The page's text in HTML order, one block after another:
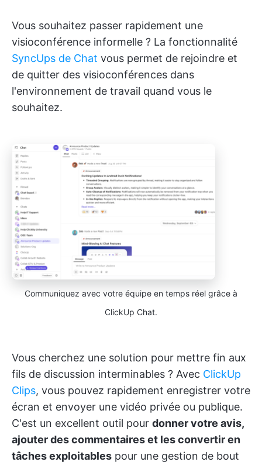
Vous souhaitez passer rapidement une
visioconférence informelle ? La fonctionnalité
SyncUps de Chat vous permet de rejoindre et
de quitter des visioconférences dans
l'environnement de travail quand vous le
souhaitez.
Communiquez avec votre équipe en temps réel grâce à
ClickUp Chat.
Vous cherchez une solution pour mettre fin aux
fils de discussion interminables ? Avec ClickUp
Clips, vous pouvez rapidement enregistrer votre
écran et envoyer une vidéo privée ou publique.
C'est un excellent outil pour donner votre avis,
ajouter des commentaires et les convertir en
tâches exploitables pour une gestion de bout